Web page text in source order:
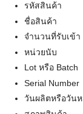
รหัสสินค้า
ชื่อสินค้า
จำนวนที่รับเข้า
หน่วยนับ
Lot หรือ Batch
Serial Number
วันผลิตหรือวัน